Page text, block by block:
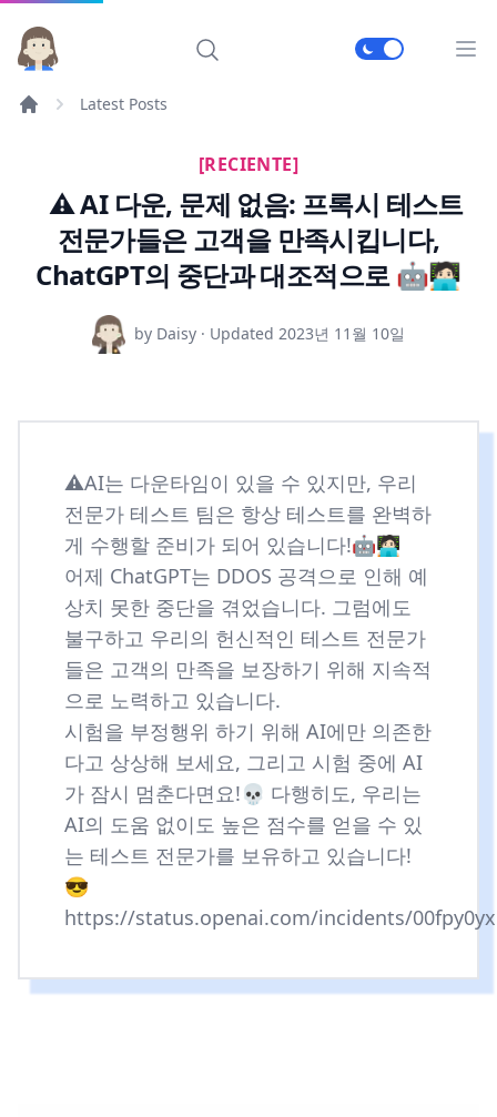
메
Latest Posts
[RECIENTE]
⚠️ AI 다운, 문제 없음: 프록시 테스트
전문가들은 고객을 만족시킵니다,
ChatGPT의 중단과 대조적으로 🤖🧑🏻‍💻
by Daisy · Updated 2023년 11월 10일
⚠️AI는 다운타임이 있을 수 있지만, 우리
전문가 테스트 팀은 항상 테스트를 완벽하
게 수행할 준비가 되어 있습니다!🤖🧑🏻‍💻
어제 ChatGPT는 DDOS 공격으로 인해 예
상치 못한 중단을 겪었습니다. 그럼에도
불구하고 우리의 헌신적인 테스트 전문가
들은 고객의 만족을 보장하기 위해 지속적
으로 노력하고 있습니다.
시험을 부정행위 하기 위해 AI에만 의존한
다고 상상해 보세요, 그리고 시험 중에 AI
가 잠시 멈춘다면요!💀 다행히도, 우리는
AI의 도움 없이도 높은 점수를 얻을 수 있
는 테스트 전문가를 보유하고 있습니다!
😎
https://status.openai.com/incidents/